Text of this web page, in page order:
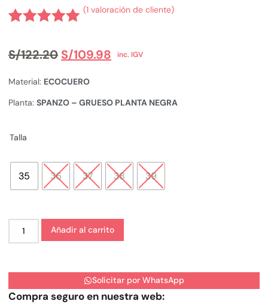
con5.00 de
5 en base
de un
cliente
(1 valoración de cliente)
S/122.20 S/109.98 inc. IGV
Material: ECOCUERO
Planta: SPANZO – GRUESO PLANTA NEGRA
Talla
35 36 37 38 39
Añadir al carrito
Solicitar por WhatsApp
Compra seguro en nuestra web: